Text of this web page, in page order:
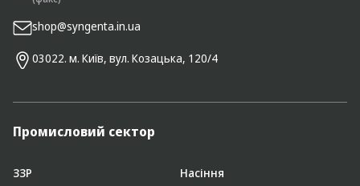
shop@syngenta.in.ua
03022. м. Київ, вул. Козацька, 120/4
Промисловий сектор
ЗЗР
Насіння